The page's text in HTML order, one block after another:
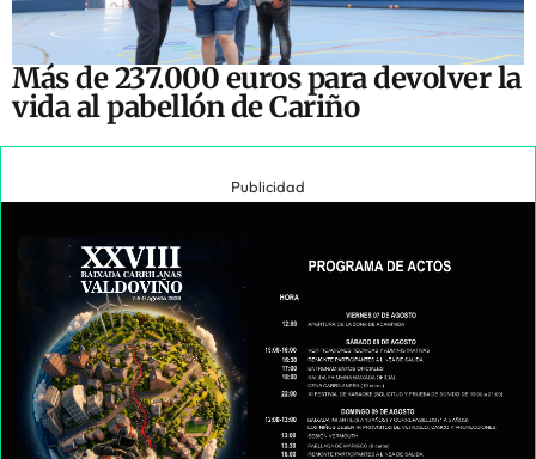
Más de 237.000 euros para devolver la
vida al pabellón de Cariño
Publicidad